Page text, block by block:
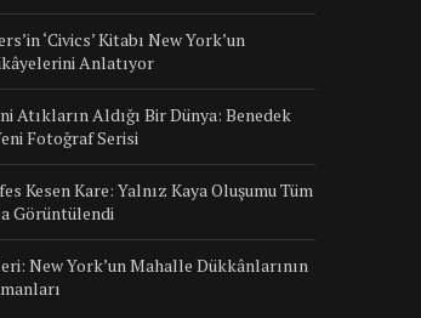
‘Civics’ Kitabı New York’un
Anlatıyor
Atıkların Aldığı Bir Dünya: Benedek
Fotoğraf Serisi
Kesen Kare: Yalnız Kaya Oluşumu Tüm
Görüntülendi
New York’un Mahalle Dükkânlarının